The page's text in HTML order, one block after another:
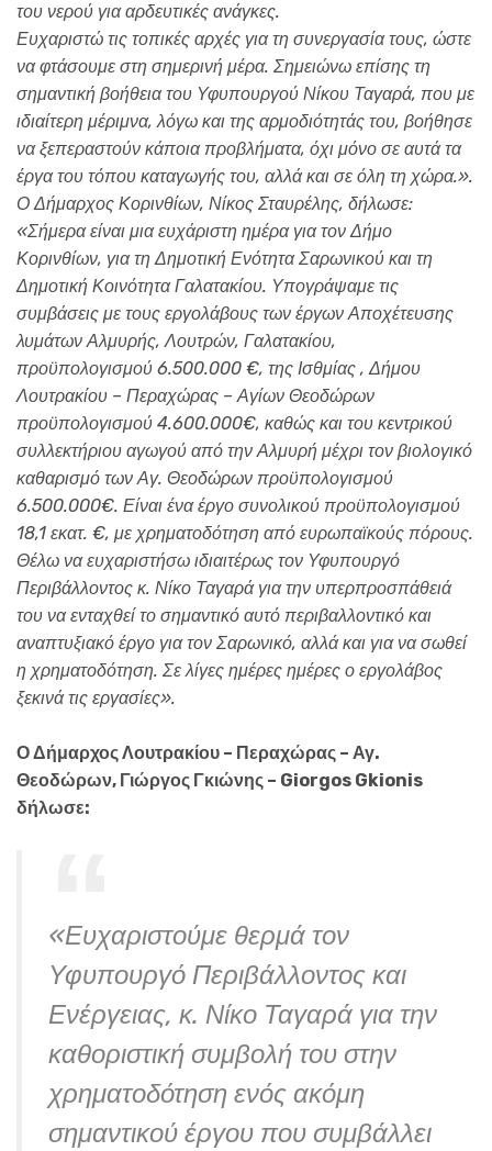
του νερού για αρδευτικές ανάγκες.
Ευχαριστώ τις τοπικές αρχές για τη συνεργασία τους, ώστε
να φτάσουμε στη σημερινή μέρα. Σημειώνω επίσης τη
σημαντική βοήθεια του Υφυπουργού Νίκου Ταγαρά, που με
ιδιαίτερη μέριμνα, λόγω και της αρμοδιότητάς του, βοήθησε
να ξεπεραστούν κάποια προβλήματα, όχι μόνο σε αυτά τα
έργα του τόπου καταγωγής του, αλλά και σε όλη τη χώρα.».
Ο Δήμαρχος Κορινθίων, Νίκος Σταυρέλης, δήλωσε:
«Σήμερα είναι μια ευχάριστη ημέρα για τον Δήμο
Κορινθίων, για τη Δημοτική Ενότητα Σαρωνικού και τη
Δημοτική Κοινότητα Γαλατακίου. Υπογράψαμε τις
συμβάσεις με τους εργολάβους των έργων Αποχέτευσης
λυμάτων Αλμυρής, Λουτρών, Γαλατακίου,
προϋπολογισμού 6.500.000 €, της Ισθμίας , Δήμου
Λουτρακίου – Περαχώρας – Αγίων Θεοδώρων
προϋπολογισμού 4.600.000€, καθώς και του κεντρικού
συλλεκτήριου αγωγού από την Αλμυρή μέχρι τον βιολογικό
καθαρισμό των Αγ. Θεοδώρων προϋπολογισμού
6.500.000€. Είναι ένα έργο συνολικού προϋπολογισμού
18,1 εκατ. €, με χρηματοδότηση από ευρωπαϊκούς πόρους.
Θέλω να ευχαριστήσω ιδιαιτέρως τον Υφυπουργό
Περιβάλλοντος κ. Νίκο Ταγαρά για την υπερπροσπάθειά
του να ενταχθεί το σημαντικό αυτό περιβαλλοντικό και
αναπτυξιακό έργο για τον Σαρωνικό, αλλά και για να σωθεί
η χρηματοδότηση. Σε λίγες ημέρες ημέρες ο εργολάβος
ξεκινά τις εργασίες».
Ο Δήμαρχος Λουτρακίου – Περαχώρας – Αγ.
Θεοδώρων, Γιώργος Γκιώνης – Giorgos Gkionis
δήλωσε:
«Ευχαριστούμε θερμά τον
Υφυπουργό Περιβάλλοντος και
Ενέργειας, κ. Νίκο Ταγαρά για την
καθοριστική συμβολή του στην
χρηματοδότηση ενός ακόμη
σημαντικού έργου που συμβάλλει